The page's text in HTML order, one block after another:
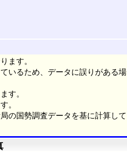
ます。
いるため、データに誤りがある場
す。
。
の国勢調査データを基に計算して